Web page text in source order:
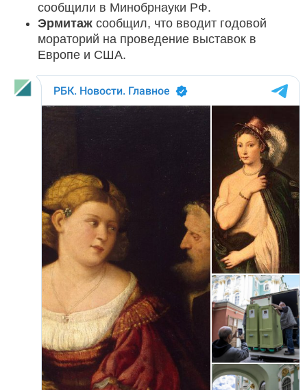
сообщили в Минобрнауки РФ.
Эрмитаж сообщил, что вводит годовой
мораторий на проведение выставок в
Европе и США.